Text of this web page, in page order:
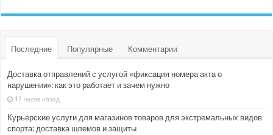
Последние Популярные Комментарии
Доставка отправлений с услугой «фиксация номера акта о
нарушении»: как это работает и зачем нужно
17 часов назад
Курьерские услуги для магазинов товаров для экстремальных видов
спорта: доставка шлемов и защиты